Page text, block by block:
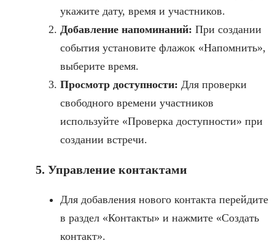
укажите дату, время и участников.
Добавление напоминаний: При создании
события установите флажок «Напомнить»,
выберите время.
Просмотр доступности: Для проверки
свободного времени участников
используйте «Проверка доступности» при
создании встречи.
5. Управление контактами
Для добавления нового контакта перейдите
в раздел «Контакты» и нажмите «Создать
контакт».